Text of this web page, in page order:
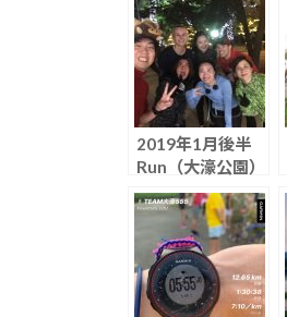
2019年1月後半
Run（大濠公園）